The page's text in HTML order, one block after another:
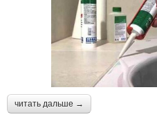
читать дальше →